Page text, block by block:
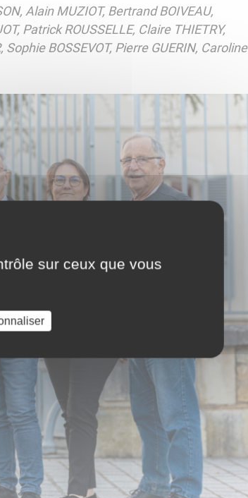
Alain MUZIOT, Bertrand BOIVEAU,
Patrick ROUSSELLE, Claire THIETRY,
BOSSEVOT, Pierre GUERIN, Caroline
sur ceux que vous